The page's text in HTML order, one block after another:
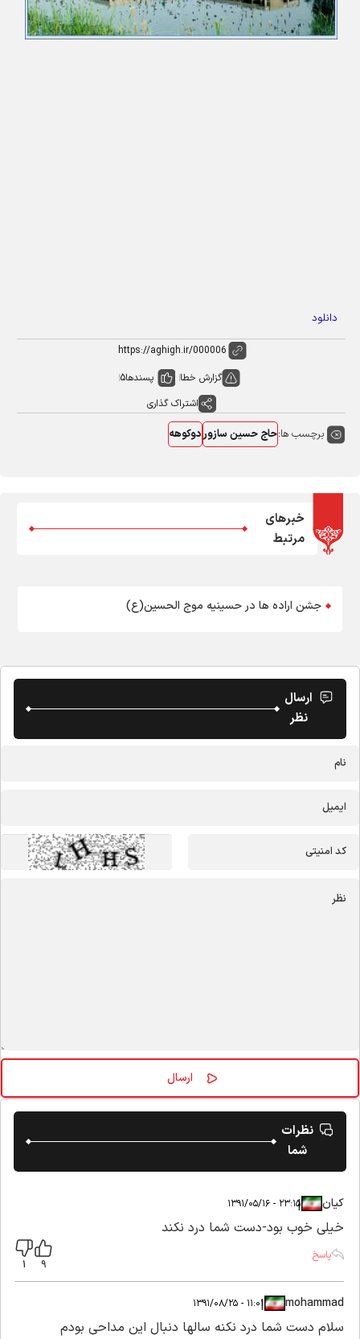
دانلود
گزارش خطا پسندها5
اشتراک گذاری
برچسب ها:حاج حسین سازوردوکوهه
خبرهای
مرتبط
جشن اراده ها در حسینیه موج الحسین(ع)
ارسال
نظر
نظرات
شما
کیان|
|۲۳:۱۵ - ۱۳۹۱/۰۵/۱۶
خیلی خوب بود-دست شما درد نکند
پاسخ
mohammad
|
|۱۱:۰۱ - ۱۳۹۱/۰۸/۲۵
سلام دست شما درد نکنه سالها دنبال این مداحی بودم